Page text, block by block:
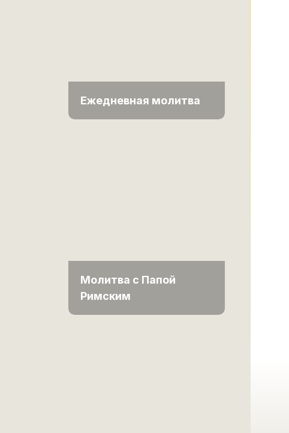
Ежедневная молитва
Молитва с Папой
Римским